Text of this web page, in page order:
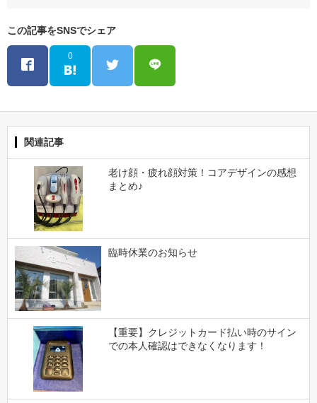
この記事をSNSでシェア
0
関連記事
老け顔・疲れ顔対策！コアデザインの感想
まとめ♪
臨時休業のお知らせ
【重要】クレジットカード払い時のサイン
での本人確認はできなくなります！